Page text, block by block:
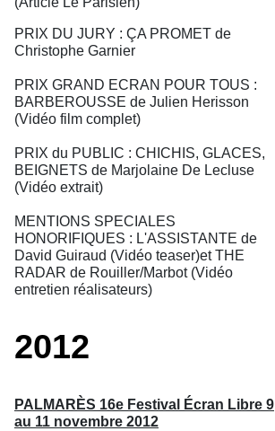
PRIX DU JURY : ÇA PROMET de
Christophe Garnier
PRIX GRAND ECRAN POUR TOUS :
BARBEROUSSE de Julien Herisson
(Vidéo film complet)
PRIX du PUBLIC : CHICHIS, GLACES,
BEIGNETS de Marjolaine De Lecluse
(Vidéo extrait)
MENTIONS SPECIALES
HONORIFIQUES : L'ASSISTANTE de
David Guiraud (Vidéo teaser)et THE
RADAR de Rouiller/Marbot (Vidéo
entretien réalisateurs)
2012
PALMARÈS 16e Festival Écran Libre 9
au 11 novembre 2012